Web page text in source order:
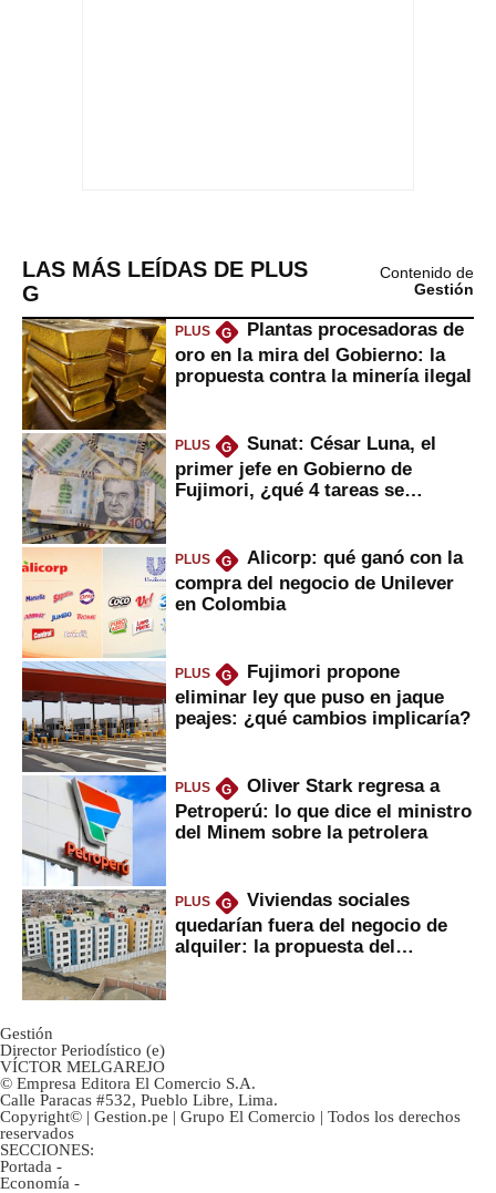
LAS MÁS LEÍDAS DE PLUS
G
Contenido de
Gestión
PLUS G
Plantas procesadoras de
oro en la mira del Gobierno: la
propuesta contra la minería ilegal
PLUS G
Sunat: César Luna, el
primer jefe en Gobierno de
Fujimori, ¿qué 4 tareas se
PLUS G
Alicorp: qué ganó con la
compra del negocio de Unilever
en Colombia
PLUS G
Fujimori propone
eliminar ley que puso en jaque
peajes: ¿qué cambios implicaría?
PLUS G
Oliver Stark regresa a
Petroperú: lo que dice el ministro
del Minem sobre la petrolera
PLUS G
Viviendas sociales
quedarían fuera del negocio de
alquiler: la propuesta del
Gestión
Director Periodístico (e)
VÍCTOR MELGAREJO
© Empresa Editora El Comercio S.A.
Calle Paracas #532, Pueblo Libre, Lima.
Copyright© | Gestion.pe | Grupo El Comercio | Todos los derechos
reservados
SECCIONES:
Portada -
Economía -